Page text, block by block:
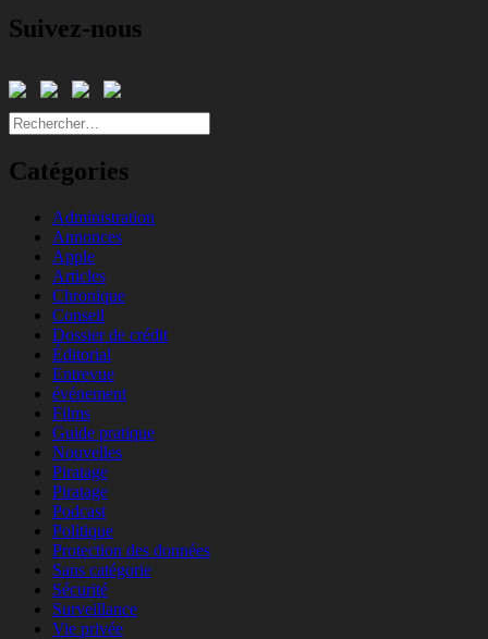
Suivez-nous
Rechercher :
Catégories
Administration
Annonces
Apple
Articles
Chronique
Conseil
Dossier de crédit
Éditorial
Entrevue
événement
Films
Guide pratique
Nouvelles
Piratage
Piratage
Podcast
Politique
Protection des données
Sans catégorie
Sécurité
Surveillance
Vie privée